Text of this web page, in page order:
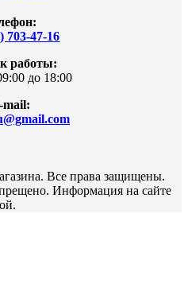
703-47-16
работы:
до 18:00
mail:
Все права защищены.
Информация на сайте